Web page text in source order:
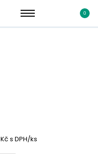
0
Kčs DPH/ks